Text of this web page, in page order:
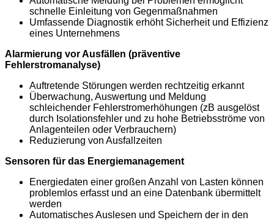
schnelle Einleitung von Gegenmaßnahmen
Umfassende Diagnostik erhöht Sicherheit und Effizienz
eines Unternehmens
Alarmierung vor Ausfällen (präventive
Fehlerstromanalyse)
Auftretende Störungen werden rechtzeitig erkannt
Überwachung, Auswertung und Meldung
schleichender Fehlerstromerhöhungen (zB ausgelöst
durch Isolationsfehler und zu hohe Betriebsströme von
Anlagenteilen oder Verbrauchern)
Reduzierung von Ausfallzeiten
Sensoren für das Energiemanagement
Energiedaten einer großen Anzahl von Lasten können
problemlos erfasst und an eine Datenbank übermittelt
werden
Automatisches Auslesen und Speichern der in den